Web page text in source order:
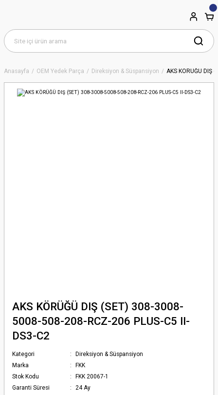
Anasayfa OEM Yedek Parça Direksiyon & Süspansiyon AKS KÖRÜĞÜ DIŞ
AKS KÖRÜĞÜ DIŞ (SET) 308-3008-
5008-508-208-RCZ-206 PLUS-C5 II-
DS3-C2
Kategori
Direksiyon & Süspansiyon
Marka
FKK
Stok Kodu
FKK 20067-1
Garanti Süresi
24 Ay